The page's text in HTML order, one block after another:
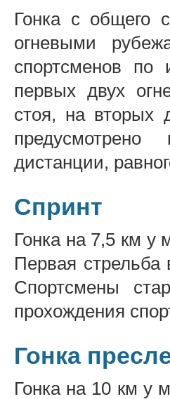
Гонка с
огневыми
спортсменов по
первых двух
стоя, на вторых
дистанции,
Спринт
Гонка на 7,5 км
Первая
Спортсмены
прохождения
Гонка
Гонка на 10 км у